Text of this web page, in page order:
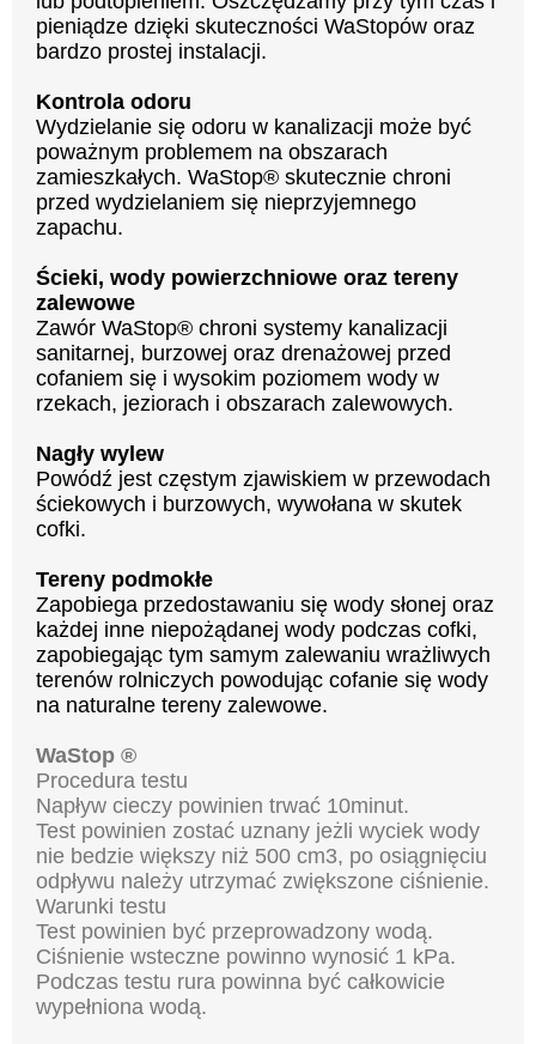
pieniądze dzięki skuteczności WaStopów oraz
bardzo prostej instalacji.
Kontrola odoru
Wydzielanie się odoru w kanalizacji może być
poważnym problemem na obszarach
zamieszkałych. WaStop® skutecznie chroni
przed wydzielaniem się nieprzyjemnego
zapachu.
Ścieki, wody powierzchniowe oraz tereny
zalewowe
Zawór WaStop® chroni systemy kanalizacji
sanitarnej, burzowej oraz drenażowej przed
cofaniem się i wysokim poziomem wody w
rzekach, jeziorach i obszarach zalewowych.
Nagły wylew
Powódź jest częstym zjawiskiem w przewodach
ściekowych i burzowych, wywołana w skutek
cofki.
Tereny podmokłe
Zapobiega przedostawaniu się wody słonej oraz
każdej inne niepożądanej wody podczas cofki,
zapobiegając tym samym zalewaniu wrażliwych
terenów rolniczych powodując cofanie się wody
na naturalne tereny zalewowe.
WaStop ®
Procedura testu
Napływ cieczy powinien trwać 10minut.
Test powinien zostać uznany jeżli wyciek wody
nie bedzie większy niż 500 cm3, po osiągnięciu
odpływu należy utrzymać zwiększone ciśnienie.
Warunki testu
Test powinien być przeprowadzony wodą.
Ciśnienie wsteczne powinno wynosić 1 kPa.
Podczas testu rura powinna być całkowicie
wypełniona wodą.